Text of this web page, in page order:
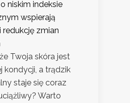
niskim indeksie
wspierają
redukcję zmian
Twoja skóra jest
kondycji, a trądzik
staje się coraz
Warto